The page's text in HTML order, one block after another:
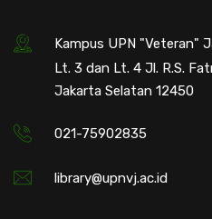
Kampus UPN "Veteran"
Lt. 3 dan Lt. 4 Jl. R.S.
Jakarta Selatan 12450
021-75902835
library@upnvj.ac.id